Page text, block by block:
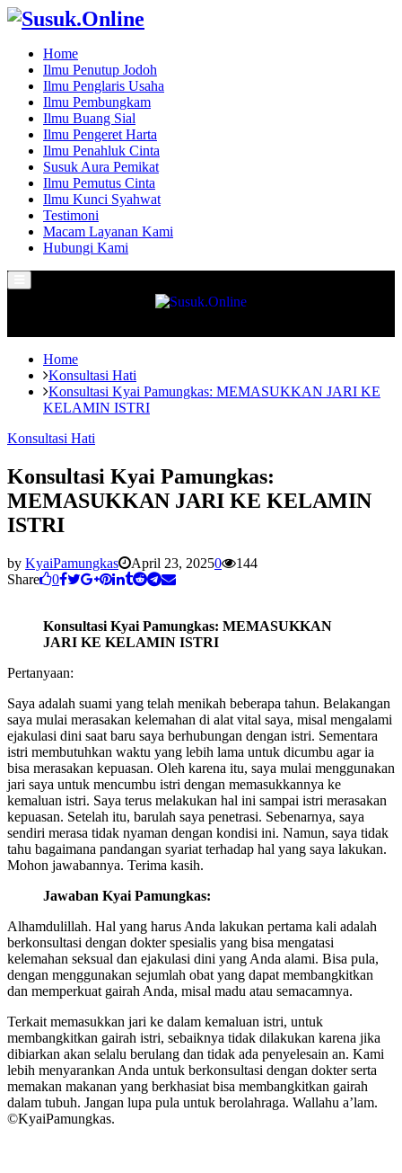
Home
Ilmu Penutup Jodoh
Ilmu Penglaris Usaha
Ilmu Pembungkam
Ilmu Buang Sial
Ilmu Pengeret Harta
Ilmu Penahluk Cinta
Susuk Aura Pemikat
Ilmu Pemutus Cinta
Ilmu Kunci Syahwat
Testimoni
Macam Layanan Kami
Hubungi Kami
Menu
Home
Konsultasi Hati
Konsultasi Kyai Pamungkas: MEMASUKKAN JARI KE
KELAMIN ISTRI
Konsultasi Hati
Konsultasi Kyai Pamungkas:
MEMASUKKAN JARI KE KELAMIN
ISTRI
by KyaiPamungkas April 23, 20250
144
Share
0
Konsultasi Kyai Pamungkas: MEMASUKKAN
JARI KE KELAMIN ISTRI
Pertanyaan:
Saya adalah suami yang telah menikah beberapa tahun. Belakangan
saya mulai merasakan kelemahan di alat vital saya, misal mengalami
ejakulasi dini saat baru saya berhubungan dengan istri. Sementara
istri membutuhkan waktu yang lebih lama untuk dicumbu agar ia
bisa merasakan kepuasan. Oleh karena itu, saya mulai menggunakan
jari saya untuk mencumbu istri dengan memasukkannya ke
kemaluan istri. Saya terus melakukan hal ini sampai istri merasakan
kepuasan. Setelah itu, barulah saya penetrasi. Sebenarnya, saya
sendiri merasa tidak nyaman dengan kondisi ini. Namun, saya tidak
tahu bagaimana pandangan syariat terhadap hal yang saya lakukan.
Mohon jawabannya. Terima kasih.
Jawaban Kyai Pamungkas:
Alhamdulillah. Hal yang harus Anda lakukan pertama kali adalah
berkonsultasi dengan dokter spesialis yang bisa mengatasi
kelemahan seksual dan ejakulasi dini yang Anda alami. Bisa pula,
dengan menggunakan sejumlah obat yang dapat membangkitkan
dan memperkuat gairah Anda, misal madu atau semacamnya.
Terkait memasukkan jari ke dalam kemaluan istri, untuk
membangkitkan gairah istri, sebaiknya tidak dilakukan karena jika
dibiarkan akan selalu berulang dan tidak ada penyelesain an. Kami
lebih menyarankan Anda untuk berkonsultasi dengan dokter serta
memakan makanan yang berkhasiat bisa membangkitkan gairah
dalam tubuh. Jangan lupa pula untuk berolahraga. Wallahu a’lam.
©️KyaiPamungkas.